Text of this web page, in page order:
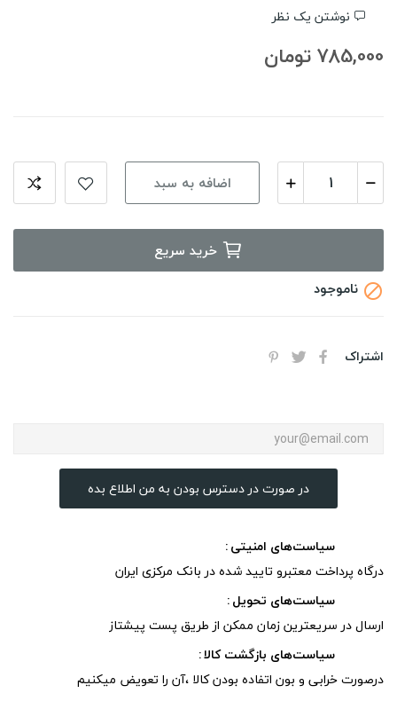
نوشتن یک نظر
785,000 تومان
اضافه به سبد
خرید سریع
 ناموجود
اشتراک
در صورت در دسترس بودن به من اطلاع بده
سیاست‌های امنیتی
درگاه پرداخت معتبرو تایید شده در بانک مرکزی ایران
سیاست‌های تحویل
ارسال در سریعترین زمان ممکن از طریق پست پیشتاز
سیاست‌های بازگشت کالا
درصورت خرابی و بون اتفاده بودن کالا ،آن را تعویض میکنیم